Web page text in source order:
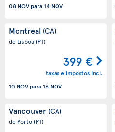
08 NOV para14 NOV
Montreal (CA)
de Lisboa(PT)
399 €
taxas e impostos incl.
10 NOV para16 NOV
Vancouver (CA)
de Porto(PT)